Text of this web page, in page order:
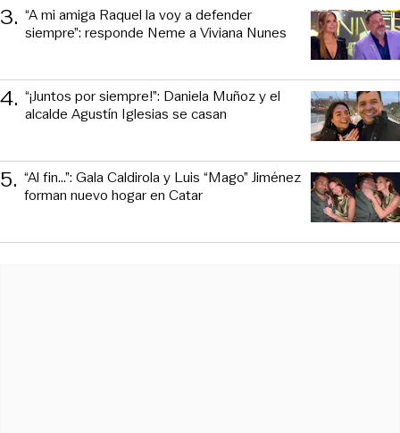
3. “A mi amiga Raquel la voy a defender
siempre”: responde Neme a Viviana Nunes
4. “¡Juntos por siempre!”: Daniela Muñoz y el
alcalde Agustín Iglesias se casan
5. “Al fin…”: Gala Caldirola y Luis “Mago” Jiménez
forman nuevo hogar en Catar